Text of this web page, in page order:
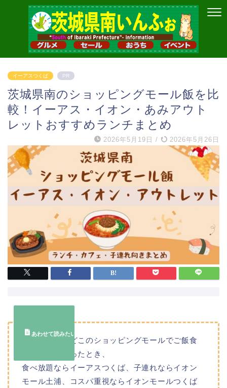
イーアスつくば PR
茨城県南のショッピングモール飯を比
較！イーアス・イオン・あみアウト
レットおすすめランチまとめ
2026年5月19日 / 2026年5月26日
茨城県南で「どこのショッピングモールでご飯食
べる？」となったとき、
食べ放題ならイーアスつくば、子連れならイオン
モール土浦、コスパ重視ならイオンモールつくば